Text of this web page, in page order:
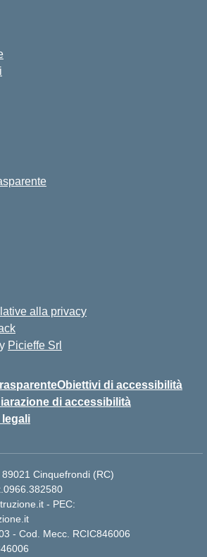
alla privacy
Picieffe Srl
Obiettivi di accessibilità
di accessibilità
legali
Cinquefrondi (RC)
- PEC:
- Cod. Mecc. RCIC846006